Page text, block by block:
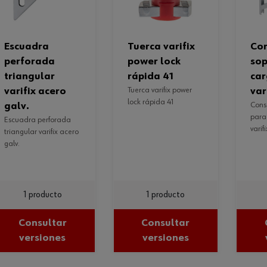
escuadra
perforada
triangular
varifix acero
galv.
escuadra perforada
triangular varifix acero
galv.
1 producto
Consultar
versiones
tuerca varifix
power lock
rápida 41
tuerca varifix power
lock rápida 41
1 producto
Consultar
versiones
consola de
consola de soporte